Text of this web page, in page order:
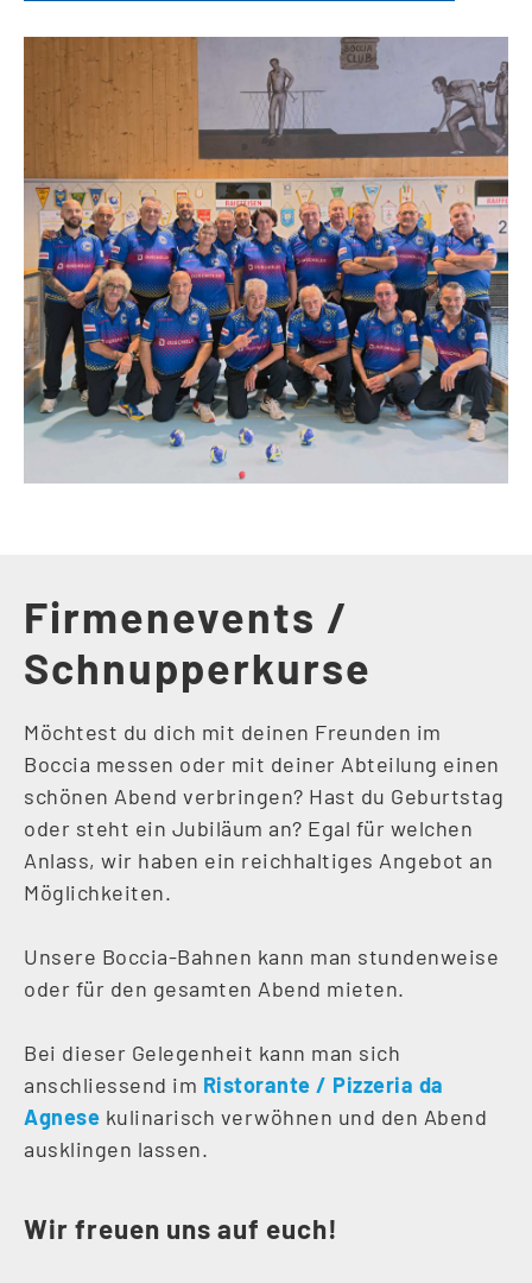
Firmenevents /
Schnupperkurse
Möchtest du dich mit deinen Freunden im
Boccia messen oder mit deiner Abteilung einen
schönen Abend verbringen? Hast du Geburtstag
oder steht ein Jubiläum an? Egal für welchen
Anlass, wir haben ein reichhaltiges Angebot an
Möglichkeiten.
Unsere Boccia-Bahnen kann man stundenweise
oder für den gesamten Abend mieten.
Bei dieser Gelegenheit kann man sich
anschliessend im Ristorante / Pizzeria da
Agnese kulinarisch verwöhnen und den Abend
ausklingen lassen.
Wir freuen uns auf euch!